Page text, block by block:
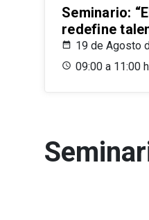
Seminario:
redefine
19 de Agosto
09:00 a 11:00